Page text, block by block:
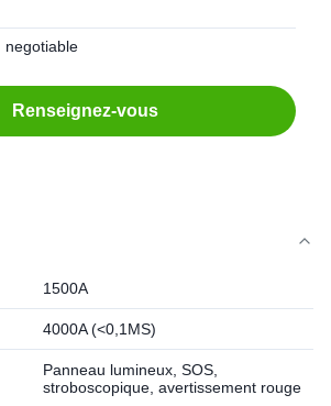
negotiable
Renseignez-vous
1500A
4000A (<0,1MS)
Panneau lumineux, SOS,
stroboscopique, avertissement rouge